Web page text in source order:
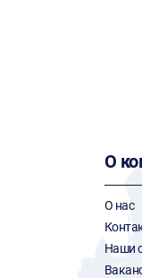
О
О нас
Наши